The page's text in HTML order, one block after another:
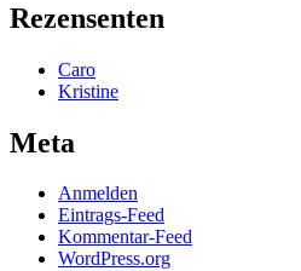
Rezensenten
Caro
Kristine
Meta
Anmelden
Eintrags-Feed
Kommentar-Feed
WordPress.org